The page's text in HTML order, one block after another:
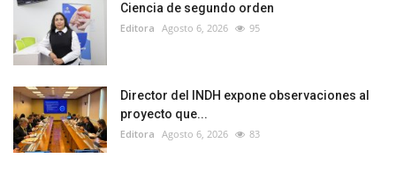
Ciencia de segundo orden
Editora Agosto 6, 2026 95
Director del INDH expone observaciones al
proyecto que...
Editora Agosto 6, 2026 83